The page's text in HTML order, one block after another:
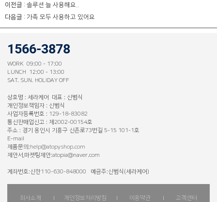
이전글 : 솔루션 늘 사용해요..
다음글 : 가족 모두 사용하고 있어요
1566-3878
WORK 09:00 - 17:00
LUNCH 12:00 - 13:00
SAT. SUN. HOLIDAY OFF
상호명 : 세라케어 대표 : 신범식
개인정보책임자 : 신범식
사업자등록번호 : 129-18-83082
통신판매업신고 : 제2002-00154호
주소 : 경기 용인시 기흥구 신촌로73번길 5-15 101-1호
E-mail
제품문의:help@atopyshop.com
제안서,마켓팅제안:atopia@naver.com
계좌번호:신한110-630-848000 예금주:신범식(세라케어)
회사소개 개인정보처리방침 이용약관 고객센터